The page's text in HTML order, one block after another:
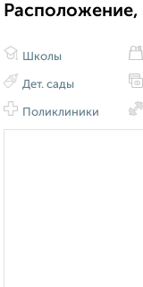
Школы
Дет. сады
Поликлиники